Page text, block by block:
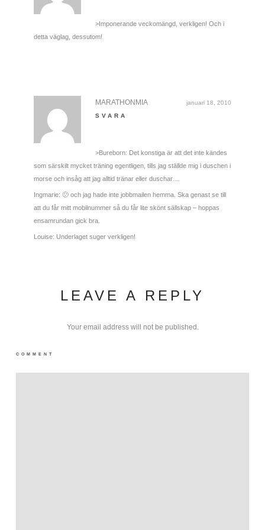
>Imponerande veckomängd, verkligen! Och i
detta väglag, dessutom!
januari 18, 2010
MARATHONMIA
SVARA
>Bureborn: Det konstiga är att det inte kändes
som särskilt mycket träning egentligen, tills jag ställde mig i duschen i
morse och insåg att jag alltid tränar eller duschar…
Ingmarie: 🙁 och jag hade inte jobbmailen hemma. Ska genast se till
att du får mitt mobilnummer så du får lite skönt sällskap – hoppas
ensamrundan gick bra.
Louise: Underlaget suger verkligen!
LEAVE A REPLY
Your email address will not be published.
COMMENT